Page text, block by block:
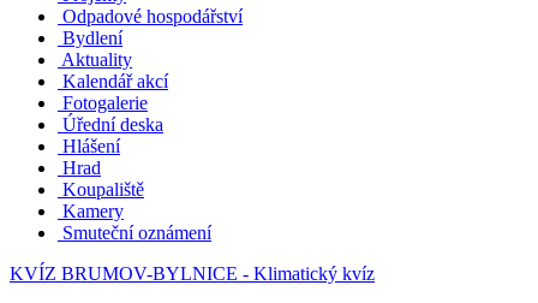
Odpadové hospodářství
Bydlení
Aktuality
Kalendář akcí
Fotogalerie
Úřední deska
Hlášení
Hrad
Koupaliště
Kamery
Smuteční oznámení
KVÍZ BRUMOV-BYLNICE - Klimatický kvíz